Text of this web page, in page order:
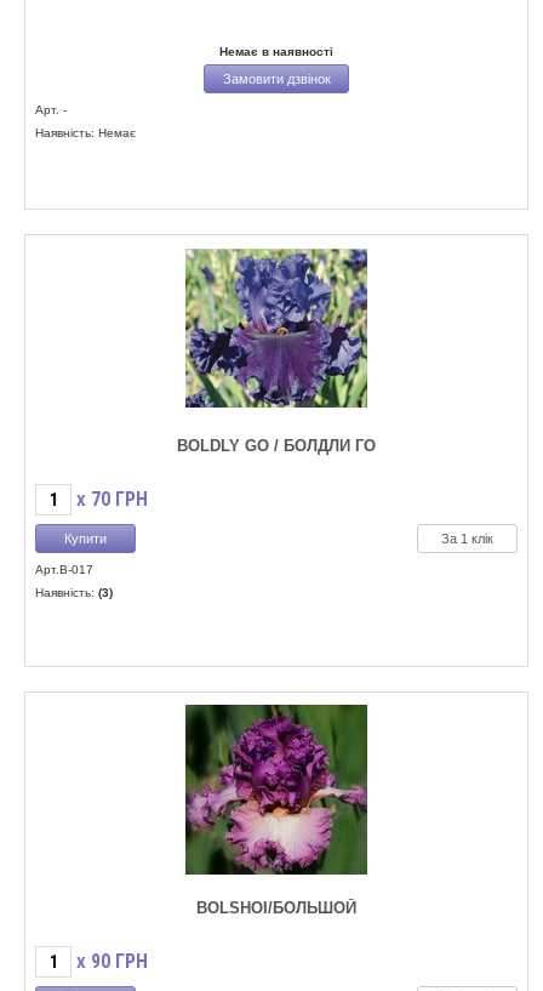
Немає в наявності
Замовити дзвінок
Арт. -
Наявність: Немає
BOLDLY GO / БОЛДЛИ ГO
X 70 ГРН
За 1 клік
Арт.B-017
Наявність: (3)
BOLSHOI/БОЛЬШОЙ
X 90 ГРН